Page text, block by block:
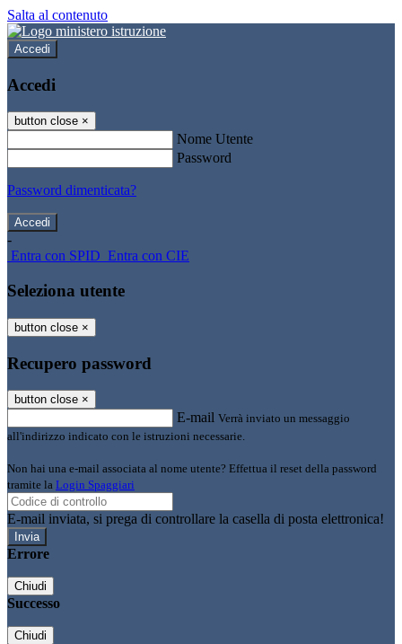
Salta al contenuto
Accedi
Accedi
button close ×
Nome Utente
Password
Password dimenticata?
-
Entra con SPID Entra con CIE
Seleziona utente
button close ×
Recupero password
button close ×
E-mail Verrà inviato un messaggio
all'indirizzo indicato con le istruzioni necessarie.
Non hai una e-mail associata al nome utente? Effettua il reset della password
tramite la Login Spaggiari
E-mail inviata, si prega di controllare la casella di posta elettronica!
Errore
Chiudi
Successo
Chiudi